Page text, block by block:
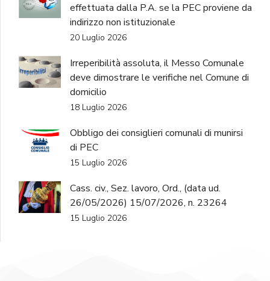
effettuata dalla P.A. se la PEC proviene da
indirizzo non istituzionale
20 Luglio 2026
Irreperibilità assoluta, il Messo Comunale
deve dimostrare le verifiche nel Comune di
domicilio
18 Luglio 2026
Obbligo dei consiglieri comunali di munirsi
di PEC
15 Luglio 2026
Cass. civ., Sez. lavoro, Ord., (data ud.
26/05/2026) 15/07/2026, n. 23264
15 Luglio 2026